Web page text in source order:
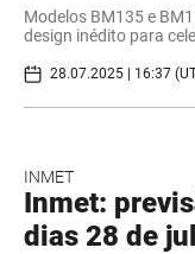
Modelos BM135 e
design inédito para
28.07.2025 | 16:37
INMET
Inmet:
dias 28 de